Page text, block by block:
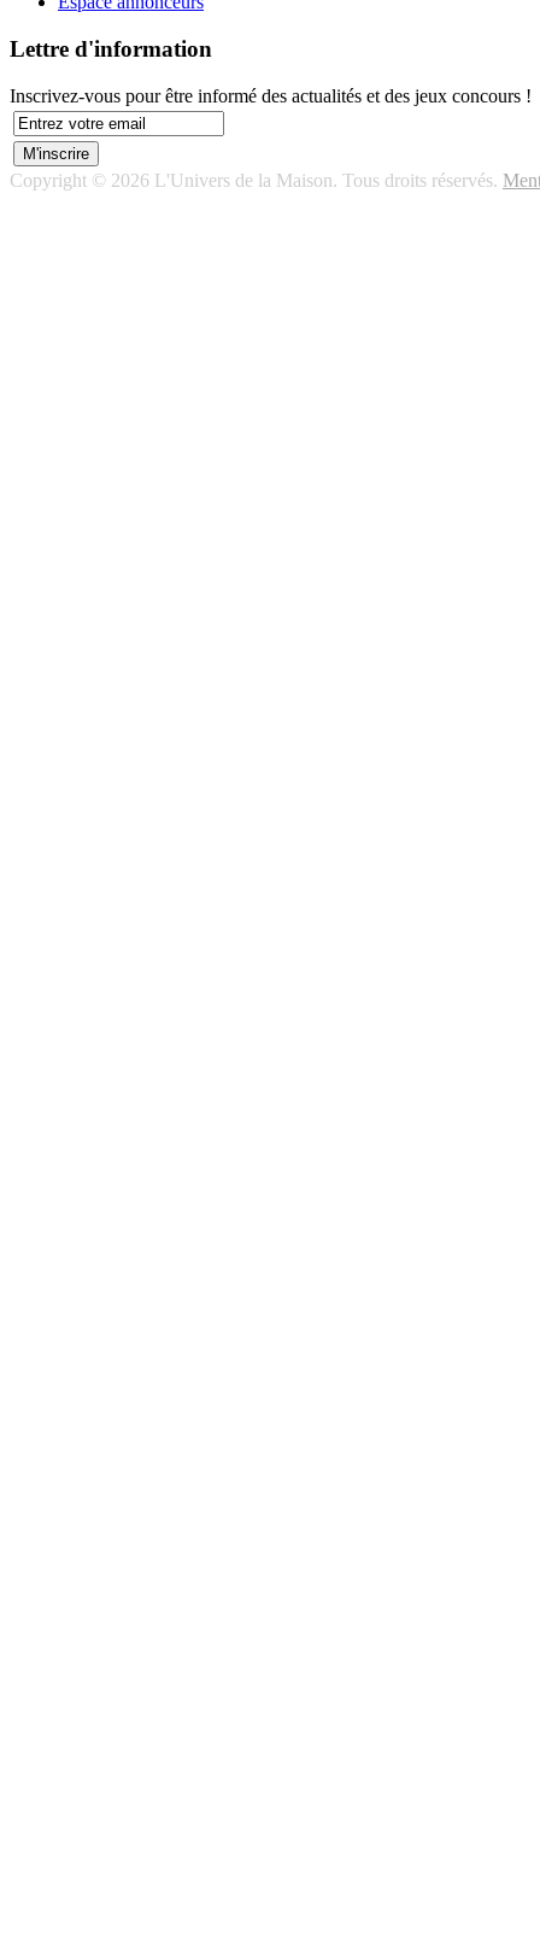
Lettre d'information
Inscrivez-vous pour être informé des actualités et des jeux concours !
Copyright © 2026 L'Univers de la Maison. Tous droits réservés.